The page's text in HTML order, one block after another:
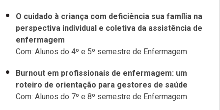
O cuidado à criança com deficiência sua família na
perspectiva individual e coletiva da assistência de
enfermagem
Com: Alunos do 4º e 5º semestre de Enfermagem
Burnout em profissionais de enfermagem: um
roteiro de orientação para gestores de saúde
Com: Alunos do 7º e 8º semestre de Enfermagem